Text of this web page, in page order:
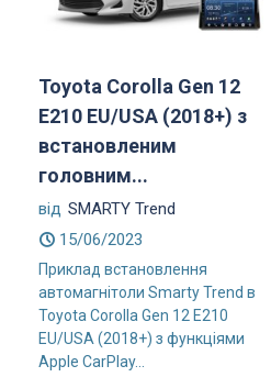
Toyota Corolla Gen 12
E210 EU/USA (2018+) з
встановленим
головним...
від SMARTY Trend
15/06/2023
Приклад встановлення
автомагнітоли Smarty Trend в
Toyota Corolla Gen 12 E210
EU/USA (2018+) з функціями
Apple CarPlay...